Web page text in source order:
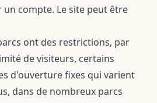
un compte. Le site peut être
ont des restrictions, par
de visiteurs, certains
d'ouverture fixes qui varient
dans de nombreux parcs